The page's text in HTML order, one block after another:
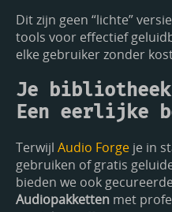
Dit zijn geen “lichte”
tools voor effectief
elke gebruiker zonder
Je
Een eerlijke
Terwijl Audio Forge je in
gebruiken of gratis
bieden we ook
Audiopakketten met